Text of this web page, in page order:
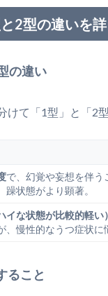
2型の違いを
の違い
けて「1型」と「2
で、幻覚や妄想を伴
躁状態がより顕著。
イな状態が比較的軽い）
、慢性的なうつ症状に
ること